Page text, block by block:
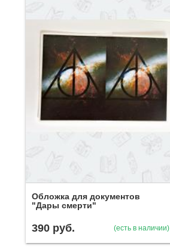
Обложка для документов
"Дары смерти"
390 руб. (есть в наличии)